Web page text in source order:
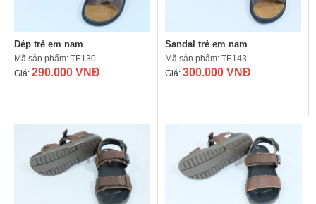
Dép trẻ em nam
Mã sản phẩm: TE130
Giá: 290.000 VNĐ
Sandal trẻ em nam
Mã sản phẩm: TE143
Giá: 300.000 VNĐ